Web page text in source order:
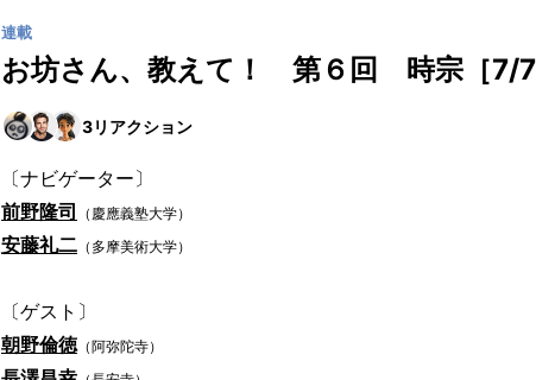
連載
お坊さん、教えて！ 第６回 時宗［7/
3リアクション
〔ナビゲーター〕
前野隆司
（慶應義塾大学）
安藤礼二 （多摩美術大学）
〔ゲスト〕
朝野倫徳（阿弥陀寺）